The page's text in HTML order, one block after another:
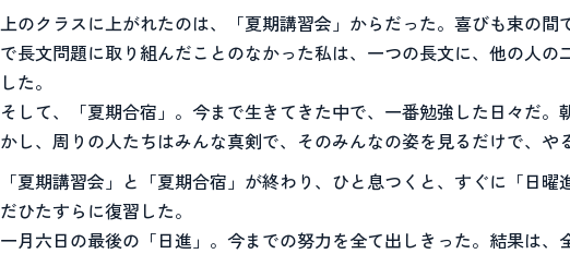
上のクラスに上がれたのは、「夏期講習会」からだった。喜びも束の
で長文問題に取り組んだことのなかった私は、一つの長文に、他の人
した。
そして、「夏期合宿」。今まで生きてきた中で、一番勉強した日々だ
かし、周りの人たちはみんな真剣で、そのみんなの姿を見るだけで、や
「夏期講習会」と「夏期合宿」が終わり、ひと息つくと、すぐに「日
だひたすらに復習した。
一月六日の最後の「日進」。今までの努力を全て出しきった。結果は